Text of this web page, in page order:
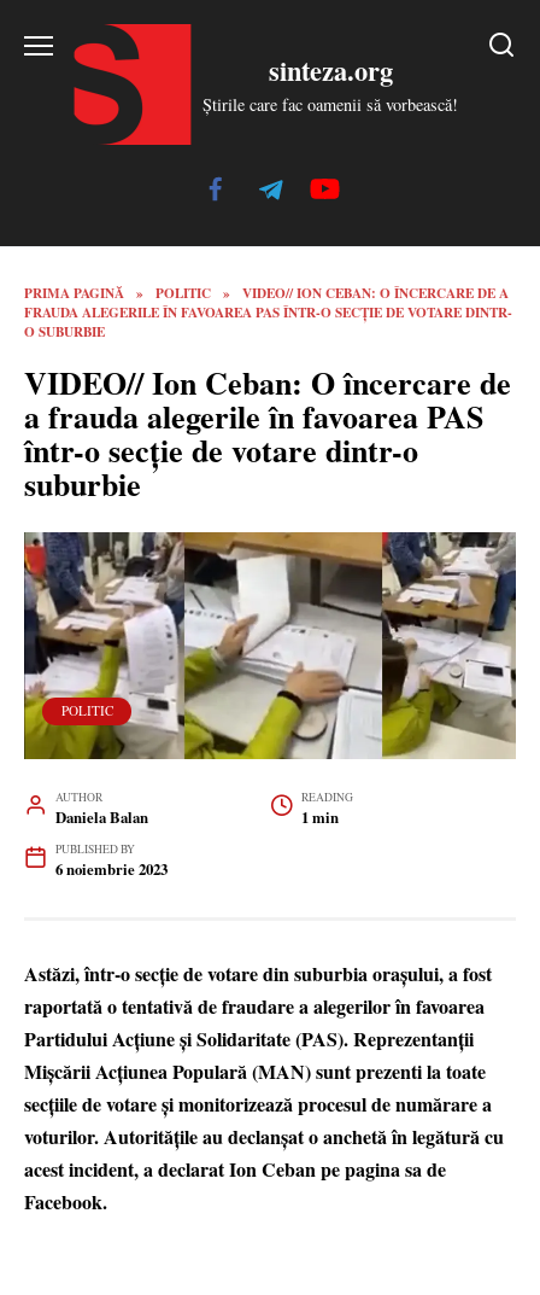
sinteza.org
Știrile care fac oamenii să vorbească!
PRIMA PAGINĂ » POLITIC »
VIDEO// ION CEBAN: O ÎNCERCARE DE A
FRAUDA ALEGERILE ÎN FAVOAREA PAS ÎNTR-O SECȚIE DE VOTARE DINTR-
O SUBURBIE
VIDEO// Ion Ceban: O încercare de
a frauda alegerile în favoarea PAS
într-o secție de votare dintr-o
suburbie
POLITIC
AUTHOR
Daniela Balan
READING
1 min
PUBLISHED BY
6 noiembrie 2023
Astăzi, într-o secție de votare din suburbia orașului, a fost
raportată o tentativă de fraudare a alegerilor în favoarea
Partidului Acțiune și Solidaritate (PAS). Reprezentanții
Mișcării Acțiunea Populară (MAN) sunt prezenti la toate
secțiile de votare și monitorizează procesul de numărare a
voturilor. Autoritățile au declanșat o anchetă în legătură cu
acest incident, a declarat Ion Ceban pe pagina sa de
Facebook.